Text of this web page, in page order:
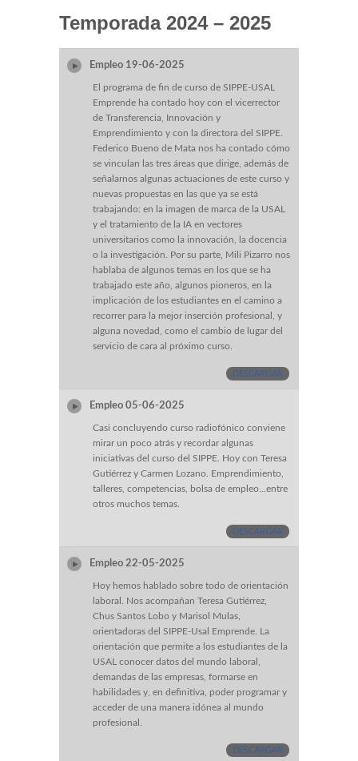
Temporada 2024 – 2025
Empleo 19-06-2025
El programa de fin de curso de SIPPE-USAL
Emprende ha contado hoy con el vicerrector
de Transferencia, Innovación y
Emprendimiento y con la directora del SIPPE.
Federico Bueno de Mata nos ha contado cómo
se vinculan las tres áreas que dirige, además de
señalarnos algunas actuaciones de este curso y
nuevas propuestas en las que ya se está
trabajando: en la imagen de marca de la USAL
y el tratamiento de la IA en vectores
universitarios como la innovación, la docencia
o la investigación. Por su parte, Mili Pizarro nos
hablaba de algunos temas en los que se ha
trabajado este año, algunos pioneros, en la
implicación de los estudiantes en el camino a
recorrer para la mejor inserción profesional, y
alguna novedad, como el cambio de lugar del
servicio de cara al próximo curso.
DESCARGAR
Empleo 05-06-2025
Casi concluyendo curso radiofónico conviene
mirar un poco atrás y recordar algunas
iniciativas del curso del SIPPE. Hoy con Teresa
Gutiérrez y Carmen Lozano. Emprendimiento,
talleres, competencias, bolsa de empleo...entre
otros muchos temas.
DESCARGAR
Empleo 22-05-2025
Hoy hemos hablado sobre todo de orientación
laboral. Nos acompañan Teresa Gutiérrez,
Chus Santos Lobo y Marisol Mulas,
orientadoras del SIPPE-Usal Emprende. La
orientación que permite a los estudiantes de la
USAL conocer datos del mundo laboral,
demandas de las empresas, formarse en
habilidades y, en definitiva, poder programar y
acceder de una manera idónea al mundo
profesional.
DESCARGAR